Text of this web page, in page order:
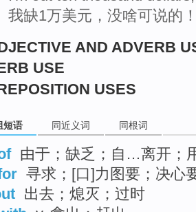
我缺1万美元，没啥可说的
AND ADVERB
USE
USES
短语 同近义词 同根词
由于；缺乏；自…离开；
寻求；[口]力图要；决心
出去；熄灭；过时